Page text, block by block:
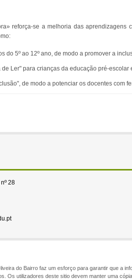
reforça-se a melhoria das
do 5º ao 12º ano, de modo a promover a
Ler" para crianças da educação pré-
de modo a potenciar os docentes com
28
do Bairro faz um esforço para garantir que a
Os utilizadores deste sitio devem manter uma